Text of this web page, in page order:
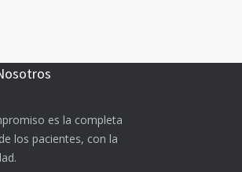
es la completa
los pacientes, con la